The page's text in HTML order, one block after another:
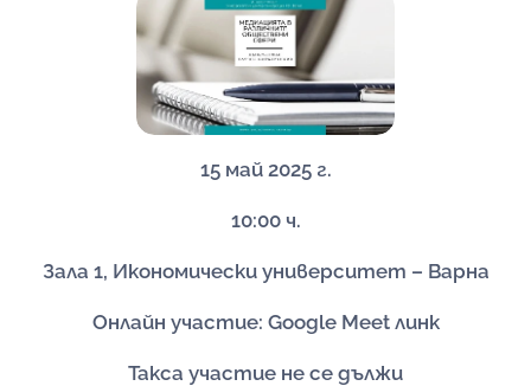
15 май 2025 г.
10:00 ч.
Зала 1, Икономически университет – Варна
Онлайн участие: Google Meet линк
Такса участие не се дължи